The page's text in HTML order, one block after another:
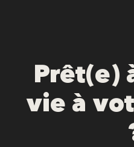
Prêt(e)
vie à